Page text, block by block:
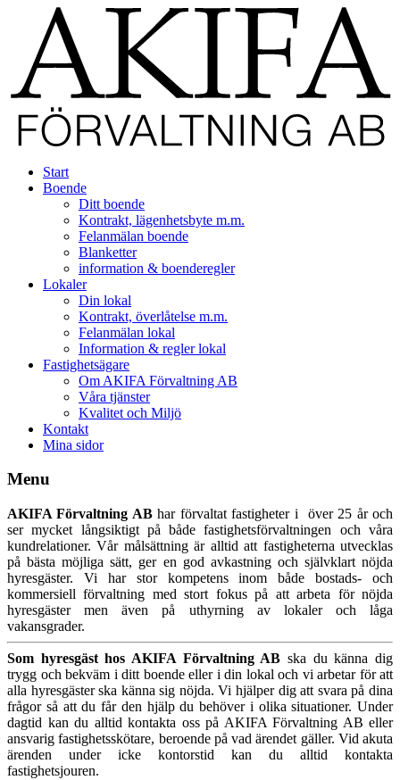
Start
Boende
Ditt boende
Kontrakt, lägenhetsbyte m.m.
Felanmälan boende
Blanketter
information & boenderegler
Lokaler
Din lokal
Kontrakt, överlåtelse m.m.
Felanmälan lokal
Information & regler lokal
Fastighetsägare
Om AKIFA Förvaltning AB
Våra tjänster
Kvalitet och Miljö
Kontakt
Mina sidor
Menu
AKIFA Förvaltning ABhar förvaltat fastigheter i över 25 år och
ser mycket långsiktigt på både fastighetsförvaltningen och våra
kundrelationer. Vår målsättning är alltid att fastigheterna utvecklas
på bästa möjliga sätt, ger en god avkastning och självklart nöjda
hyresgäster. Vi har stor kompetens inom både bostads- och
kommersiell förvaltning med stort fokus på att arbeta för nöjda
hyresgäster men även på uthyrning av lokaler och låga
vakansgrader.
Som hyresgäst hos AKIFA Förvaltning AB ska du känna dig
trygg och bekväm i ditt boende eller i din lokal och vi arbetar för att
alla hyresgäster ska känna sig nöjda. Vi hjälper dig att svara på dina
frågor så att du får den hjälp du behöver i olika situationer. Under
dagtid kan du alltid kontakta oss på AKIFA Förvaltning AB eller
ansvarig fastighetsskötare, beroende på vad ärendet gäller. Vid akuta
ärenden under icke kontorstid kan du alltid kontakta
fastighetsjouren.